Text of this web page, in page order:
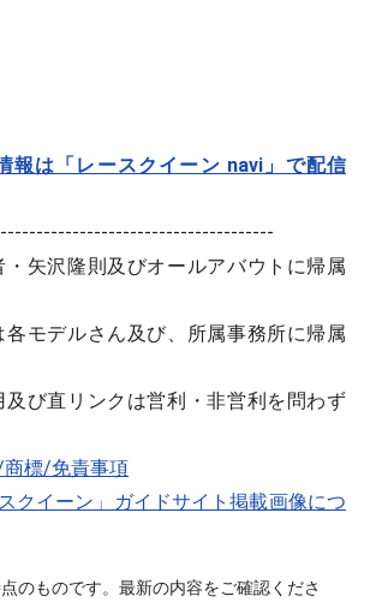
報は「レースクイーン navi」で配信
矢沢隆則及びオールアバウトに帰属
モデルさん及び、所属事務所に帰属
び直リンクは営利・非営利を問わず
標/免責事項
クイーン」ガイドサイト掲載画像につ
のものです。最新の内容をご確認くださ